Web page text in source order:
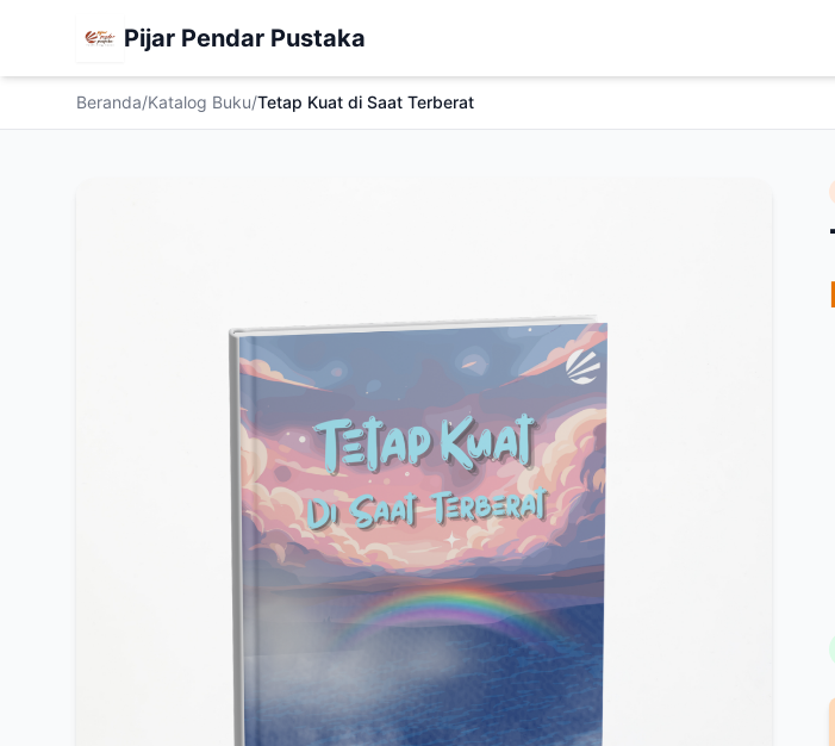
Pijar Pendar Pustaka
Beranda/Katalog Buku/Tetap Kuat di Saat Terberat